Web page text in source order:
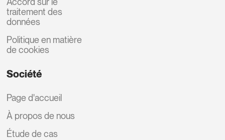
traitement des
données
Politique en matière
de cookies
Société
Page d'accueil
À propos de nous
Étude de cas